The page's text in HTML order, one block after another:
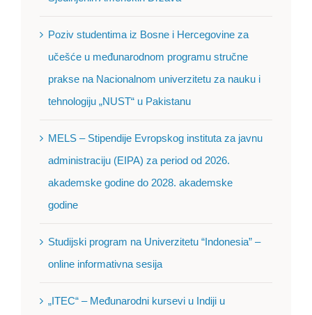
Poziv studentima iz Bosne i Hercegovine za
učešće u međunarodnom programu stručne
prakse na Nacionalnom univerzitetu za nauku i
tehnologiju „NUST“ u Pakistanu
MELS – Stipendije Evropskog instituta za javnu
administraciju (EIPA) za period od 2026.
akademske godine do 2028. akademske
godine
Studijski program na Univerzitetu “Indonesia” –
online informativna sesija
„ITEC“ – Međunarodni kursevi u Indiji u